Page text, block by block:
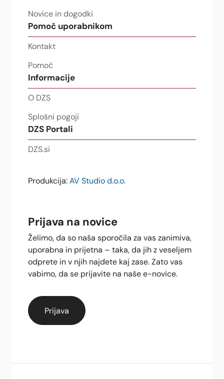
Novice in dogodki
Pomoč uporabnikom
Kontakt
Pomoč
Informacije
O DZS
Splošni pogoji
DZS Portali
DZS.si
Produkcija: AV Studio d.o.o.
Prijava na novice
Želimo, da so naša sporočila za vas zanimiva,
uporabna in prijetna – taka, da jih z veseljem
odprete in v njih najdete kaj zase. Zato vas
vabimo, da se prijavite na naše e-novice.